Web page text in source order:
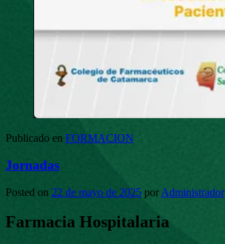
Publicado en FORMACION
Jornadas
Posted on 22 de mayo de 2025 por Administrador
Farmacia Hospitalaria